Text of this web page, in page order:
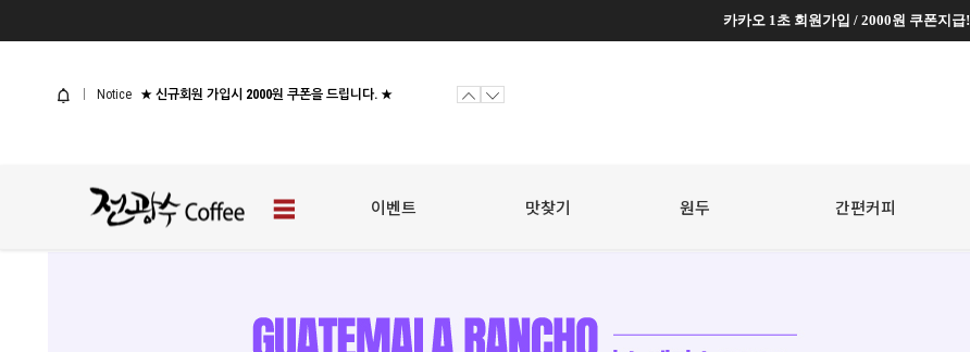
카카오 1초 회원가입 / 2000원 쿠폰지급!
Notice
★ 신규회원 가입시 2000원 쿠폰을 드립니다. ★
이벤트 맛찾기 원두 간편커피